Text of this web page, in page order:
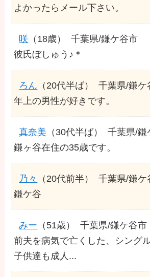
よかったらメール下さい。
咲 （18歳）
千葉県/鎌ケ谷市
彼氏ぼしゅう♪＊
ろん （20代半ば）
千葉県/鎌ケ
年上の男性が好きです。
真奈美 （30代半ば）
千葉県/鎌
鎌ヶ谷在住の35歳です。
乃々 （20代前半）
千葉県/鎌ケ
鎌ケ谷
みー （51歳）
千葉県/鎌ケ谷市
前夫を病気で亡くした、シング
子供達も成人...